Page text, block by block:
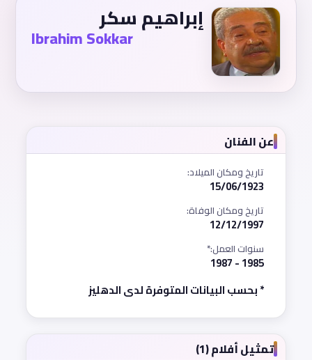
إبراهيم سكر
Ibrahim Sokkar
عن الفنان
تاريخ ومكان الميلاد:
15/06/1923
تاريخ ومكان الوفاة:
12/12/1997
سنوات العمل:*
1985 - 1987
* بحسب البيانات المتوفرة لدى الدهليز
تمثيل أفلام (1)